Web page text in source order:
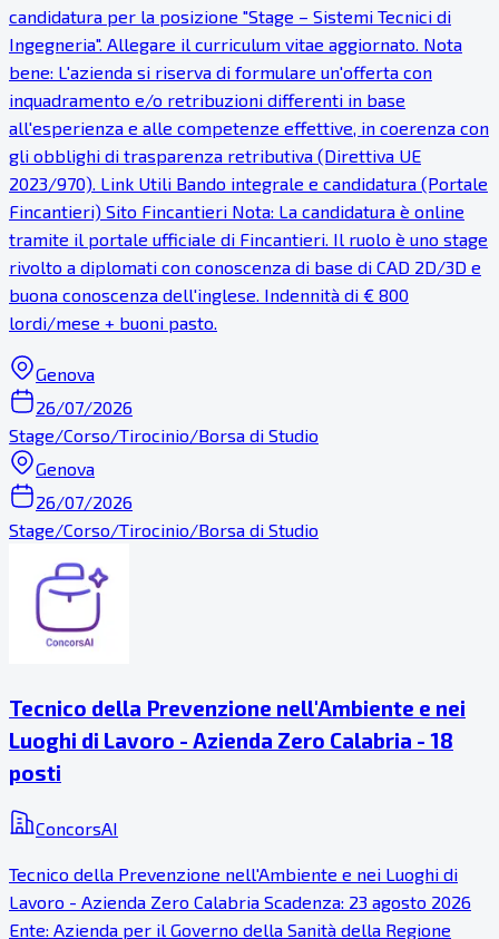
candidatura per la posizione "Stage – Sistemi Tecnici di
Ingegneria". Allegare il curriculum vitae aggiornato. Nota
bene: L'azienda si riserva di formulare un'offerta con
inquadramento e/o retribuzioni differenti in base
all'esperienza e alle competenze effettive, in coerenza con
gli obblighi di trasparenza retributiva (Direttiva UE
2023/970). Link Utili Bando integrale e candidatura (Portale
Fincantieri) Sito Fincantieri Nota: La candidatura è online
tramite il portale ufficiale di Fincantieri. Il ruolo è uno stage
rivolto a diplomati con conoscenza di base di CAD 2D/3D e
buona conoscenza dell'inglese. Indennità di € 800
lordi/mese + buoni pasto.
Genova
26/07/2026
Stage/Corso/Tirocinio/Borsa di Studio
Genova
26/07/2026
Stage/Corso/Tirocinio/Borsa di Studio
Tecnico della Prevenzione nell'Ambiente e nei
Luoghi di Lavoro - Azienda Zero Calabria - 18
posti
ConcorsAI
Tecnico della Prevenzione nell'Ambiente e nei Luoghi di
Lavoro - Azienda Zero Calabria Scadenza: 23 agosto 2026
Ente: Azienda per il Governo della Sanità della Regione